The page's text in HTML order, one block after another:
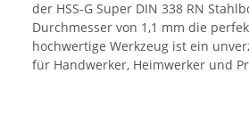
der HSS-G Super DIN 338 RN
Durchmesser von 1,1 mm die
hochwertige Werkzeug ist ein
für Handwerker, Heimwerker und